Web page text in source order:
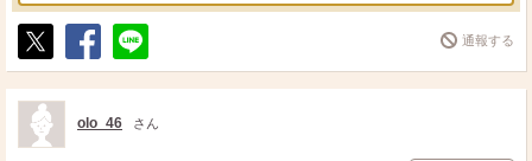
ポ
ス
ト
シ
ェ
送
る
通報する
olo_46 さん